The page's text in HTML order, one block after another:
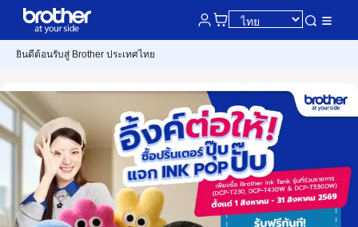
ยินดีต้อนรับสู่ Brother ประเทศไทย